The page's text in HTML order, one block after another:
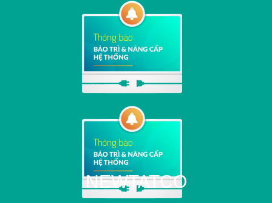
NEWTATCO